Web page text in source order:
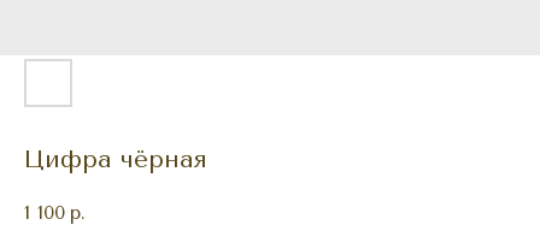
Цифра чёрная
1 100 р.